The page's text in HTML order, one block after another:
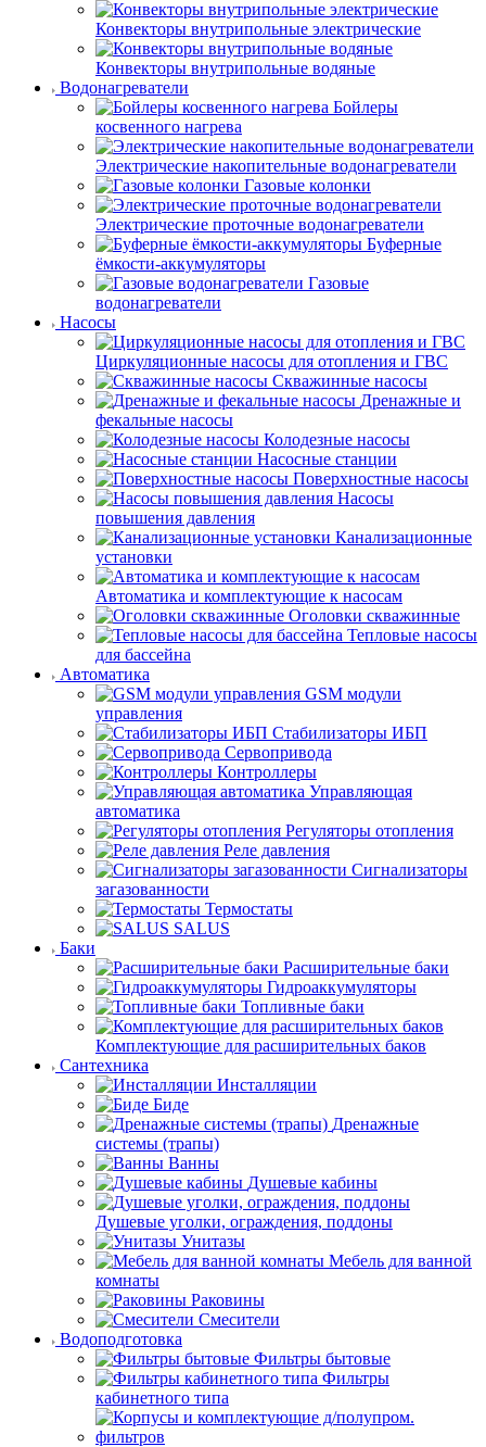
Конвекторы внутрипольные электрические
Конвекторы внутрипольные водяные
Водонагреватели
Бойлеры
косвенного нагрева
Электрические накопительные водонагреватели
Газовые колонки
Электрические проточные водонагреватели
Буферные
ёмкости-аккумуляторы
Газовые
водонагреватели
Насосы
Циркуляционные насосы для отопления и ГВС
Скважинные насосы
Дренажные и
фекальные насосы
Колодезные насосы
Насосные станции
Поверхностные насосы
Насосы
повышения давления
Канализационные
установки
Автоматика и комплектующие к насосам
Оголовки скважинные
Тепловые насосы
для бассейна
Автоматика
GSM модули
управления
Стабилизаторы ИБП
Сервопривода
Контроллеры
Управляющая
автоматика
Регуляторы отопления
Реле давления
Сигнализаторы
загазованности
Термостаты
SALUS
Баки
Расширительные баки
Гидроаккумуляторы
Топливные баки
Комплектующие для расширительных баков
Сантехника
Инсталляции
Биде
Дренажные
системы (трапы)
Ванны
Душевые кабины
Душевые уголки, ограждения, поддоны
Унитазы
Мебель для ванной
комнаты
Раковины
Смесители
Водоподготовка
Фильтры бытовые
Фильтры
кабинетного типа